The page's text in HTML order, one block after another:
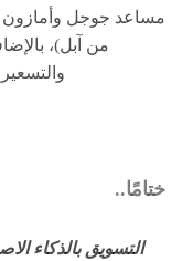
مساعد جوجل وأمازون
من آبل)،
ختامًا..
التسويق بالذكاء